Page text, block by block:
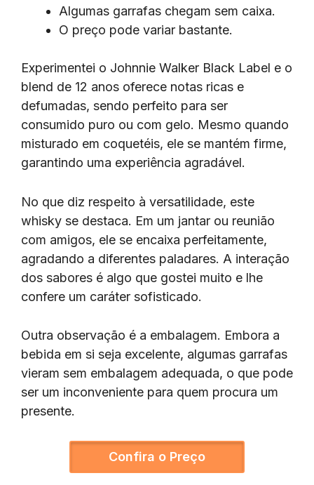
Algumas garrafas chegam sem caixa.
O preço pode variar bastante.
Experimentei o Johnnie Walker Black Label e o
blend de 12 anos oferece notas ricas e
defumadas, sendo perfeito para ser
consumido puro ou com gelo. Mesmo quando
misturado em coquetéis, ele se mantém firme,
garantindo uma experiência agradável.
No que diz respeito à versatilidade, este
whisky se destaca. Em um jantar ou reunião
com amigos, ele se encaixa perfeitamente,
agradando a diferentes paladares. A interação
dos sabores é algo que gostei muito e lhe
confere um caráter sofisticado.
Outra observação é a embalagem. Embora a
bebida em si seja excelente, algumas garrafas
vieram sem embalagem adequada, o que pode
ser um inconveniente para quem procura um
presente.
Confira o Preço